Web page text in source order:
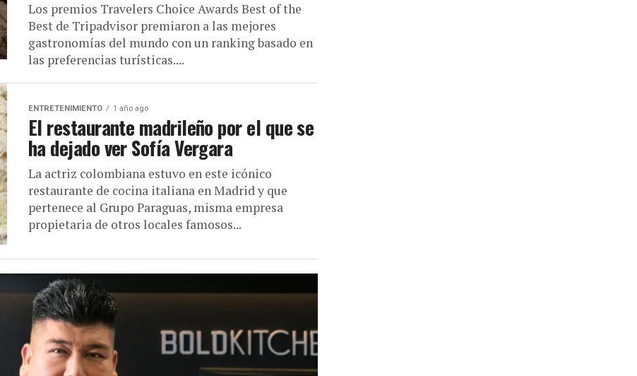
Los premios Travelers Choice Awards Best of the
Best de Tripadvisor premiaron a las mejores
gastronomías del mundo con un ranking basado en
las preferencias turísticas....
ENTRETENIMIENTO 1 año ago
El restaurante madrileño por el que se
ha dejado ver Sofía Vergara
La actriz colombiana estuvo en este icónico
restaurante de cocina italiana en Madrid y que
pertenece al Grupo Paraguas, misma empresa
propietaria de otros locales famosos...